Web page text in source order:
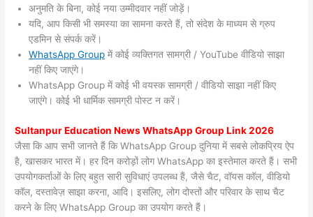
अनुमति के बिना, कोई नया उम्मीदवार नहीं जोड़ें।
यदि, आप किसी भी समस्या का सामना करते हैं, तो संदेश के माध्यम से ग्रुप
एडमिन से संपर्क करें।
WhatsApp Group में कोई व्यक्तिगत सामग्री / YouTube वीडियो साझा
नहीं किए जाएंगे।
WhatsApp Group में कोई भी वयस्क सामग्री / वीडियो साझा नहीं किए
जाएंगे। कोई भी धार्मिक सामग्री पोस्ट न करें।
SultanpurEducation News WhatsApp Group Link 2026
जैसा कि आप सभी जानते हैं कि WhatsApp Group दुनिया में सबसे लोकप्रिय ऐप
है, खासकर भारत में। हर दिन करोड़ों लोग WhatsApp का इस्तेमाल करते हैं। सभी
उपयोगकर्ताओं के लिए बहुत सारी सुविधाएं उपलब्ध हैं, जैसे चैट, वॉयस कॉल, वीडियो
कॉल, दस्तावेज़ साझा करना, आदि। इसलिए, लोग दोस्तों और परिवार के साथ चैट
करने के लिए WhatsApp Group का उपयोग करते हैं।